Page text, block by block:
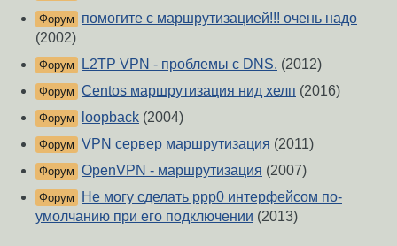
Форум
помогите с маршрутизацией!!! очень надо
(2002)
Форум L2TP VPN - проблемы с DNS. (2012)
Форум Centos маршрутизация нид хелп (2016)
Форум loopback (2004)
Форум VPN сервер маршрутизация (2011)
Форум OpenVPN - маршрутизация (2007)
Форум
Не могу сделать ppp0 интерфейсом по-
умолчанию при его подключении (2013)